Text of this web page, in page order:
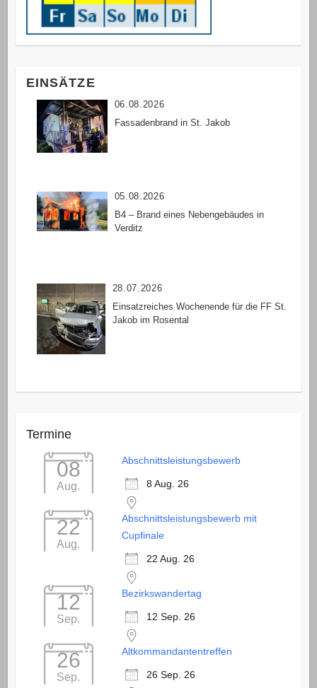
EINSÄTZE
06.08.2026
Fassadenbrand in St. Jakob
05.08.2026
B4 – Brand eines Nebengebäudes in
Verditz
28.07.2026
Einsatzreiches Wochenende für die FF St.
Jakob im Rosental
Termine
08
Aug.
Abschnittsleistungsbewerb
8 Aug. 26
22
Aug.
Abschnittsleistungsbewerb mit
Cupfinale
22 Aug. 26
12
Sep.
Bezirkswandertag
12 Sep. 26
26
Sep.
Altkommandantentreffen
26 Sep. 26